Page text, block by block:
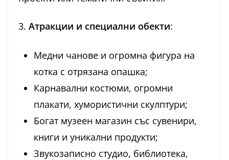
3. Атракции и специални обекти:
Медни чанове и огромна фигура на
котка с отрязана опашка;
Карнавални костюми, огромни
плакати, хумористични скулптури;
Богат музеен магазин със сувенири,
книги и уникални продукти;
Звукозаписно студио, библиотека,